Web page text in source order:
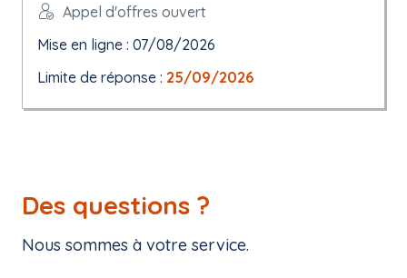
Appel d'offres ouvert
Mise en ligne : 07/08/2026
Limite de réponse : 25/09/2026
Des questions ?
Nous sommes à votre service.